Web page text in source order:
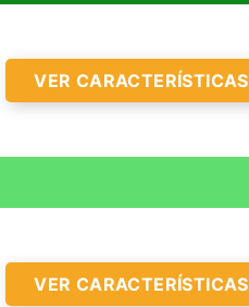
VER CARACTERÍSTICAS
VER CARACTERÍSTICAS